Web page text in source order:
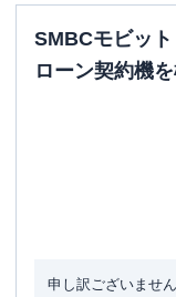
SMBCモビッ
ローン契約機
申し訳ございませ